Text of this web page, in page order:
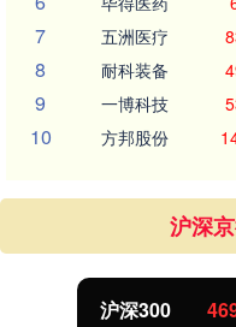
7 五洲医疗
8 耐科装备
9 一博科技
10 方邦股份
沪深
沪深300